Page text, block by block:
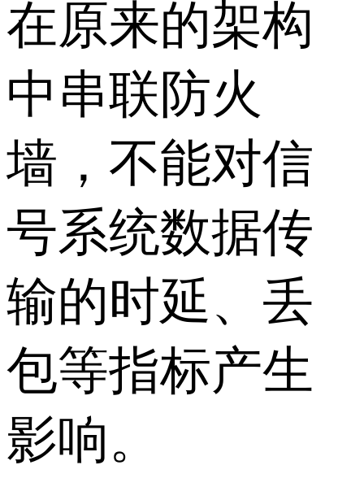
在原来的架构
中串联防火
墙，不能对信
号系统数据传
输的时延、丢
包等指标产生
影响。